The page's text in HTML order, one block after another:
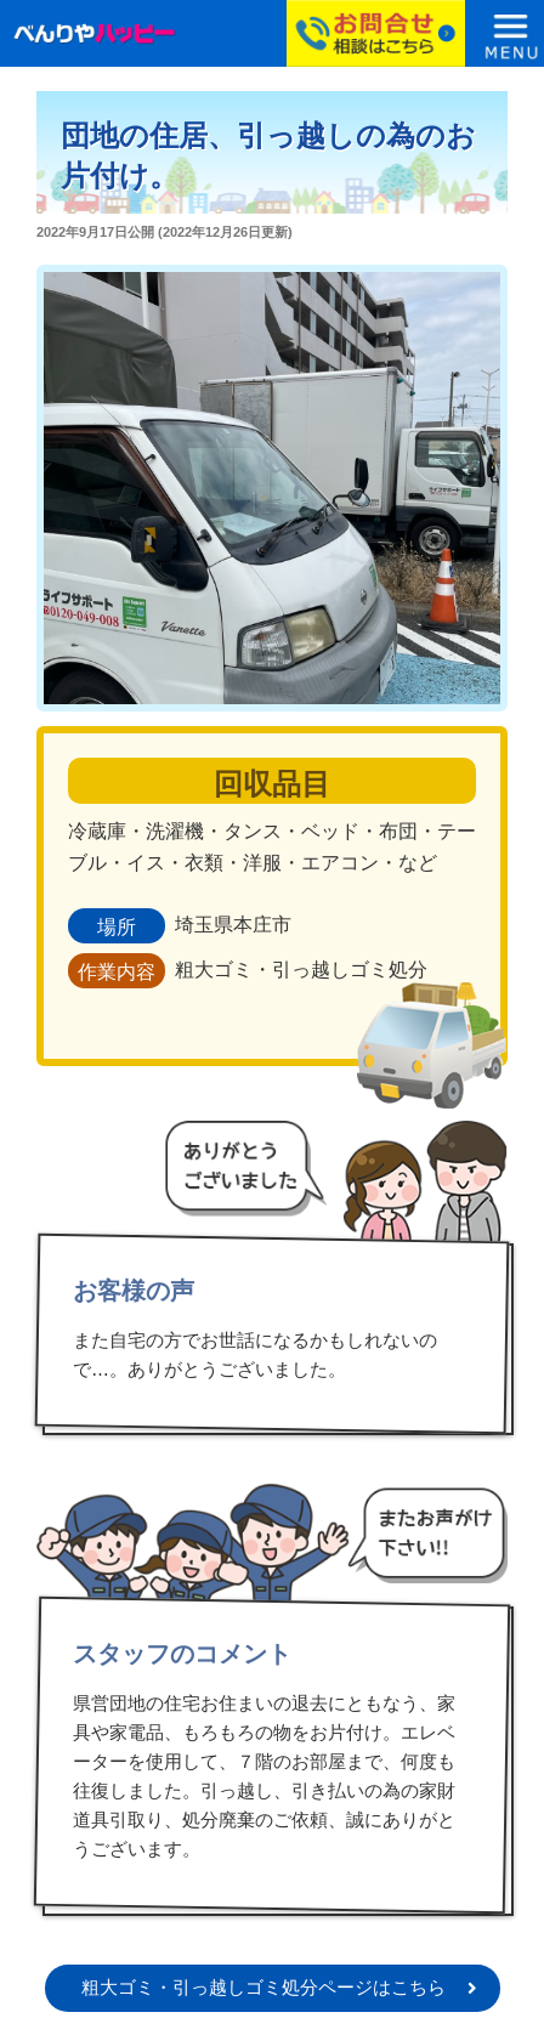
団地の住居、引っ越しの為のお
片付け。
投
日:
2022年9月17日公開 (2022年12月26日更新)
回収品目
冷蔵庫・洗濯機・タンス・ベッド・布団・テー
ブル・イス・衣類・洋服・エアコン・など
場所 埼玉県本庄市
作業内容 粗大ゴミ・引っ越しゴミ処分
お客様の声
また自宅の方でお世話になるかもしれないの
で…。ありがとうございました。
スタッフのコメント
県営団地の住宅お住まいの退去にともなう、家
具や家電品、もろもろの物をお片付け。エレベ
ーターを使用して、７階のお部屋まで、何度も
往復しました。引っ越し、引き払いの為の家財
道具引取り、処分廃棄のご依頼、誠にありがと
うございます。
粗大ゴミ・引っ越しゴミ処分ページはこちら